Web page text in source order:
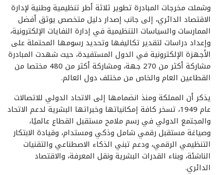
وشملت مخرجات المبادرة تطوير ثلاثة أطر تنظيمية وطنية لإدارة
الاقتصاد الدائري، إلى جانب إصدار دليل متخصص يوثق أفضل
الممارسات والسياسات التنظيمية في إدارة النفايات الإلكترونية،
وإعداد دراسات لتقدير تكاليفها وتحديد رسومها المحتملة على
الأجهزة الإلكترونية في الدول المستفيدة، حيث شهدت المبادرة
مشاركة أكثر من 270 جهة، ومشاركة أكثر من 480 مختصا من
القطاعين العام والخاص من مختلف دول العالم.
يذكر أن المملكة ومنذ انضمامها إلى الاتحاد الدولي للاتصالات
عام 1949، تسخر كافة إمكانياتها وخبراتها البشرية لدعم الاتحاد
والمجتمع الدولي في رسم ملامح مستقبل القطاع عالميًا،
وصياغة مستقبل رقمي شامل وذكي ومستدام، وقيادة الابتكار
التنظيمي الرقمي، ودعم تبني الذكاء الاصطناعي والتقنيات
الناشئة، وبناء القدرات البشرية ونقل المعرفة، والاقتصاد
الدائري.